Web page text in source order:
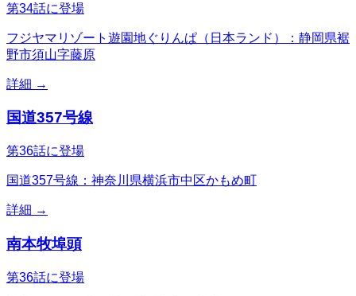
第34話に登場
フジヤマリゾート遊園地ぐりんぱ（日本ランド）：静岡県裾
野市須山字藤原
詳細 →
国道357号線
第36話に登場
国道357号線：神奈川県横浜市中区かもめ町
詳細 →
南本牧埠頭
第36話に登場